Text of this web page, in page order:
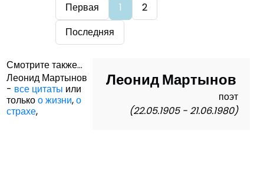
Первая 1
2
Последняя
Леонид Мартынов
поэт
(22.05.1905 - 21.06.1980)
Смотрите также...
Леонид Мартынов
- все цитаты или
толькоо жизни,о
страхе,